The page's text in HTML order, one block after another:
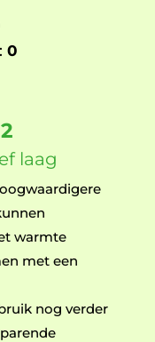
0
laag
warmte
met een
nog verder